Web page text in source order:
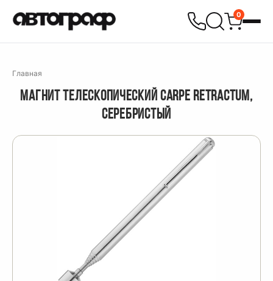
0
Главная
МАГНИТ ТЕЛЕСКОПИЧЕСКИЙ CARPE RETRACTUM,
СЕРЕБРИСТЫЙ